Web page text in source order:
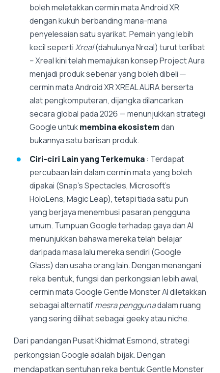
boleh meletakkan cermin mata Android XR
dengan kukuh berbanding mana-mana
penyelesaian satu syarikat. Pemain yang lebih
kecil sepertiXreal(dahulunya Nreal) turut terlibat
– Xreal kini telah memajukan konsep Project Aura
menjadi produk sebenar yang boleh dibeli —
cermin mata Android XR XREAL AURA berserta
alat pengkomputeran, dijangka dilancarkan
secara global pada 2026 — menunjukkan strategi
Google untukmembina ekosistemdan
bukannya satu barisan produk.
Ciri-ciri Lain yang Terkemuka: Terdapat
percubaan lain dalam cermin mata yang boleh
dipakai (Snap's Spectacles, Microsoft's
HoloLens, Magic Leap), tetapi tiada satu pun
yang berjaya menembusi pasaran pengguna
umum. Tumpuan Google terhadap gaya dan AI
menunjukkan bahawa mereka telah belajar
daripada masa lalu mereka sendiri (Google
Glass) dan usaha orang lain. Dengan menangani
reka bentuk, fungsi dan perkongsian lebih awal,
cermin mata Google Gentle Monster AI diletakkan
sebagai alternatifmesra penggunadalam ruang
yang sering dilihat sebagai geeky atau niche.
Dari pandangan Pusat Khidmat Esmond, strategi
perkongsian Google adalah bijak. Dengan
mendapatkan sentuhan reka bentuk Gentle Monster